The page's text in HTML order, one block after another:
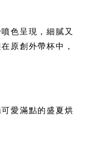
色呈現，細膩又
原創外帶杯中，
愛滿點的盛夏烘